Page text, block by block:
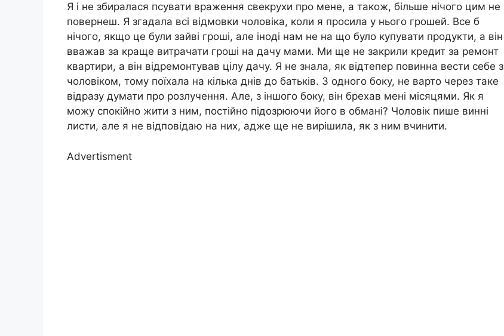
Я і не збиралася псувати враження свекрухи про мене, а також, більше нічого цим не
повернеш. Я згадала всі відмовки чоловіка, коли я просила у нього грошей. Все б
нічого, якщо це були зайві гроші, але іноді нам не на що було купувати продукти, а він
вважав за краще витрачати гроші на дачу мами. Ми ще не закрили кредит за ремонт
квартири, а він відремонтував цілу дачу. Я не знала, як відтепер повинна вести себе з
чоловіком, тому поїхала на кілька днів до батьків. З одного боку, не варто через таке
відразу думати про розлучення. Але, з іншого боку, він брехав мені місяцями. Як я
можу спокійно жити з ним, постійно підозрюючи його в обмані? Чоловік пише винні
листи, але я не відповідаю на них, адже ще не вирішила, як з ним вчинити.
Advertisment